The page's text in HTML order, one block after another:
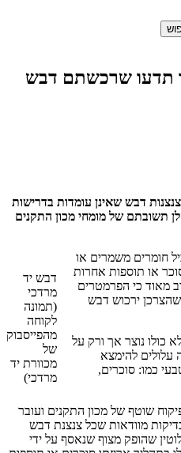
תדעו שרכשתם דבש
דבש שאינן עומדות בדרישות
תשובתם של מומחי מכון התקנים
דבש יד
מרדכי
(תמונה
לקוחה
מהפייסבוק
של
מכוורת יד
מרדכי)
חומרים משמרים או
או תוספות אחרות
מאוד כי הפרמטרים
שהצרכן ירכוש דבש
כולו נוצר אך ורק על
עלולים להימצא
כמו: סוכרים,
שוטף של מכון התקנים ועובר
מוודאות שכל צנצנת דבש
שהופק מצוף שנאסף על ידי